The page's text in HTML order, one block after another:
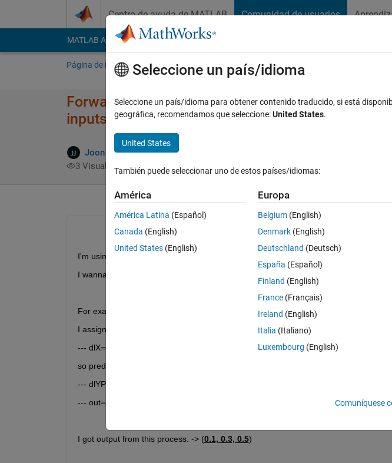
Centro de ayuda de MATLAB Comunidad de usuarios
MATLAB Answers File Exchange Cody
Página de inicio Preguntar Examinar
Forward outputs from discriminator of GAN vary
inputs.
Joon Jang 30 Dic. 2019
3 Visualizaciones (30 días)
I'm using MATLAB R2019b, and deep learning toolbox.
I wanna see sigmoid value of
For example,
I assigned input data X (size 1024,1,1,3) to dlX which is dlarray(X, 'SSCB')
--- dlX=dlarray(X,'SSCB');
so prediction can be extracted by calling function
--- dlYPred=forward(dlnetDiscriminator, dlX);
--- out=sigmoid(dlYPred);
I got output from this process. -> (0.1, 0.3, 0.5)
Seleccione un país/idioma
Seleccione un país/idioma para obtener contenido traducido, si está
geográfica, recomendamos que seleccione:United States.
United States
También puede seleccionar uno de estos países/idiomas:
América
América Latina (Español)
Canada (English)
United States (English)
Europa
Belgium (English)
Denmark (English)
Deutschland (Deutsch)
España (Español)
Finland (English)
France (Français)
Ireland (English)
Italia (Italiano)
Luxembourg (English)
Comuníquese